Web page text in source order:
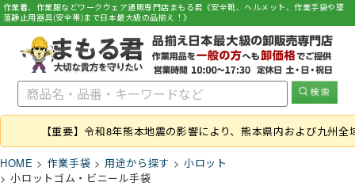
作業着、作業服などワークウェア通販専門店まもる君《安全靴、ヘルメット、作業手袋や墜
落静止用器具(安全帯)まで日本最大級の品揃え！》
【重要】令和8年熊本地震の影響により、熊本県内および九州
HOME 作業手袋 用途から探す
小ロット
小ロットゴム・ビニール手袋